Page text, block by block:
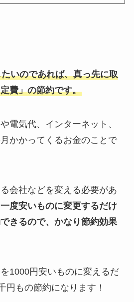
いのであれば、真っ先に取
費」の節約です。
電気代、インターネット、
かかってくるお金のことで
会社などを変える必要があ
一度安いものに変更するだけ
きるので、かなり節約効果
1000円安いものに変えるだ
円もの節約になります！